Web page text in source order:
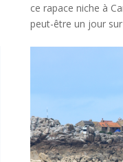
ce rapace niche à
peut-être un jour